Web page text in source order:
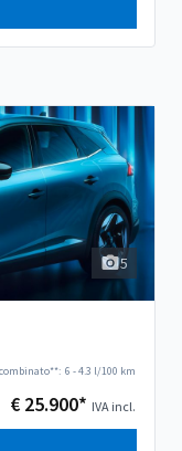
5
6 - 4.3 l/100 km
€ 25.900* IVA incl.